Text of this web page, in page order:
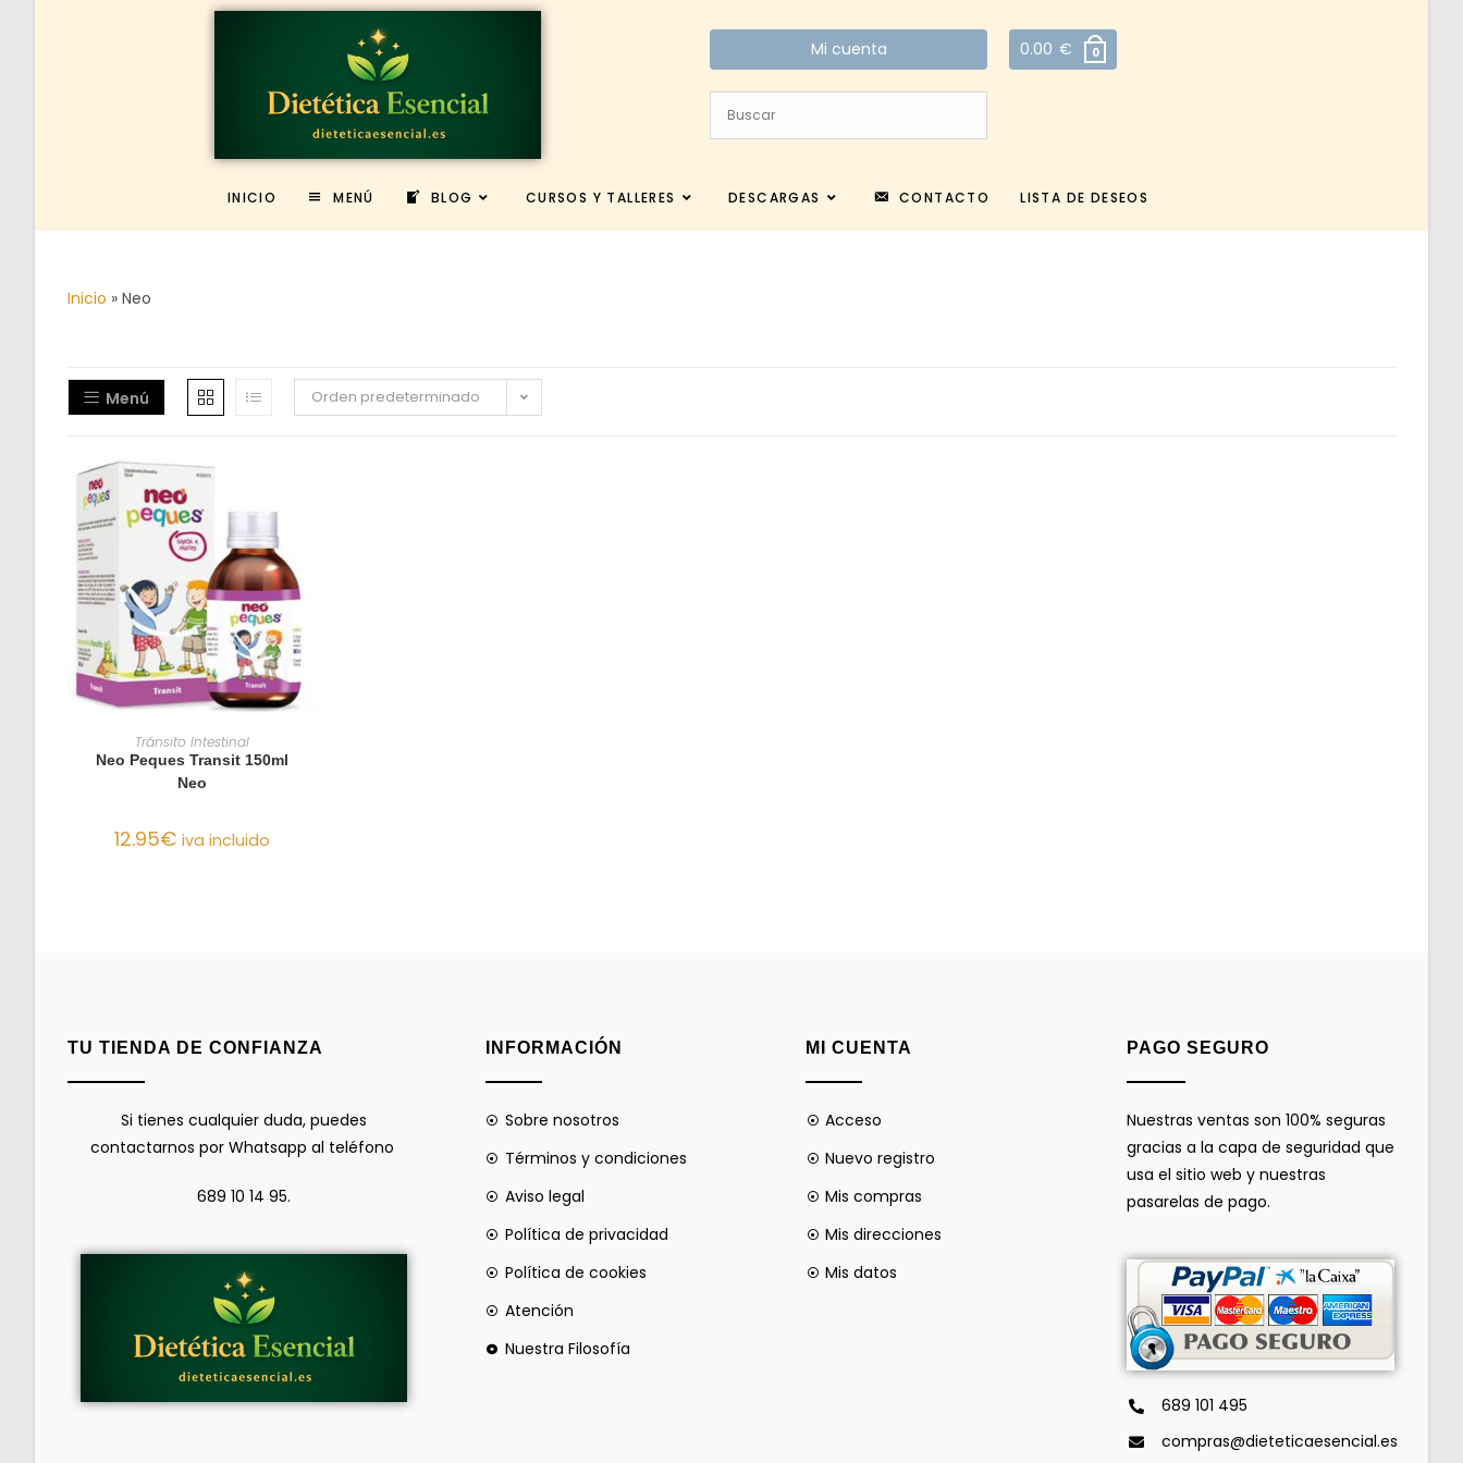
Mi cuenta 0.00 € 0
INICIO MENÚ BLOG CURSOS Y TALLERES DESCARGAS CONTACTO LISTA DE DESEOS
Inicio » Neo
Menú Orden predeterminado
AÑADIR AL CARRITO
Tránsito Intestinal
Neo Peques Transit 150ml
Neo
12.95€ iva incluido
TU TIENDA DE CONFIANZA
Si tienes cualquier duda, puedes
contactarnos por Whatsapp al teléfono
689 10 14 95.
INFORMACIÓN
Sobre nosotros
Términos y condiciones
Aviso legal
Política de privacidad
Política de cookies
Atención
Nuestra Filosofía
MI CUENTA
Acceso
Nuevo registro
Mis compras
Mis direcciones
Mis datos
PAGO SEGURO
Nuestras ventas son 100% seguras
gracias a la capa de seguridad que
usa el sitio web y nuestras
pasarelas de pago.
689 101 495
compras@dieteticaesencial.es